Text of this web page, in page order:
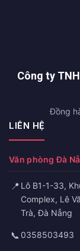
Công ty
Đồng
LIÊN HỆ
Văn phòng Đà
📍 Lô B1-1-33,
Complex, Lê
Trà, Đà Nẵng
📞 0358503493